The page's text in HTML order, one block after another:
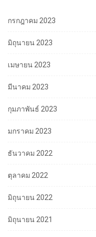
กรกฎาคม 2023
มิถุนายน 2023
เมษายน 2023
มีนาคม 2023
กุมภาพันธ์ 2023
มกราคม 2023
ธันวาคม 2022
ตุลาคม 2022
มิถุนายน 2022
มิถุนายน 2021